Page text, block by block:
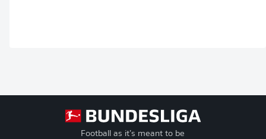
Football as it’s meant to be